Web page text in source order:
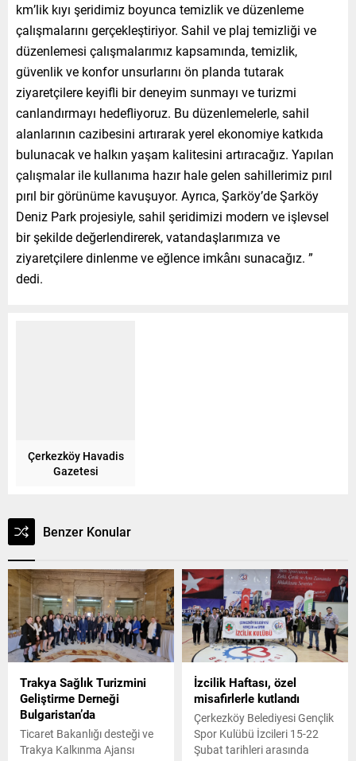
km’lik kıyı şeridimiz boyunca temizlik ve düzenleme
çalışmalarını gerçekleştiriyor. Sahil ve plaj temizliği ve
düzenlemesi çalışmalarımız kapsamında, temizlik,
güvenlik ve konfor unsurlarını ön planda tutarak
ziyaretçilere keyifli bir deneyim sunmayı ve turizmi
canlandırmayı hedefliyoruz. Bu düzenlemelerle, sahil
alanlarının cazibesini artırarak yerel ekonomiye katkıda
bulunacak ve halkın yaşam kalitesini artıracağız. Yapılan
çalışmalar ile kullanıma hazır hale gelen sahillerimiz pırıl
pırıl bir görünüme kavuşuyor. Ayrıca, Şarköy’de Şarköy
Deniz Park projesiyle, sahil şeridimizi modern ve işlevsel
bir şekilde değerlendirerek, vatandaşlarımıza ve
ziyaretçilere dinlenme ve eğlence imkânı sunacağız. ”
dedi.
Çerkezköy Havadis
Gazetesi
Benzer Konular
Trakya Sağlık Turizmini
Geliştirme Derneği
Bulgaristan’da
Ticaret Bakanlığı desteği ve
Trakya Kalkınma Ajansı
İzcilik Haftası, özel
misafirlerle kutlandı
Çerkezköy Belediyesi Gençlik
Spor Kulübü İzcileri 15-22
Şubat tarihleri arasında